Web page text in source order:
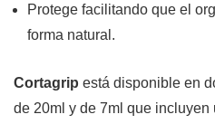
Protege facilitando que el
forma natural.
Cortagrip está disponible en
de 20ml y de 7ml que